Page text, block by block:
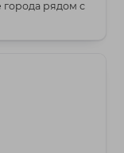
рядом с